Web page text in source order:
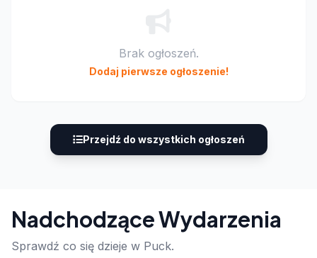
Brak ogłoszeń.
Dodaj pierwsze ogłoszenie!
Przejdź do wszystkich ogłoszeń
Nadchodzące Wydarzenia
Sprawdź co się dzieje w Puck.